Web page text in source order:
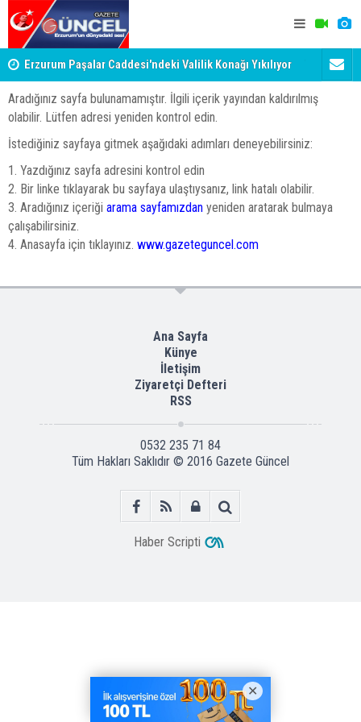
Erzurum Paşalar Caddesi'ndeki Valilik Konağı Yıkılıyor
mu?
Türkiye,
Aradığınız sayfa bulunamamıştır. İlgili içerik yayından kaldırılmış
olabilir. Lütfen adresi yeniden kontrol edin.
İstediğiniz sayfaya gitmek aşağıdaki adımları deneyebilirsiniz:
1. Yazdığınız sayfa adresini kontrol edin
2. Bir linke tıklayarak bu sayfaya ulaştıysanız, link hatalı olabilir.
3. Aradığınız içeriği arama sayfamızdan yeniden aratarak bulmaya
çalışabilirsiniz.
4. Anasayfa için tıklayınız. www.gazeteguncel.com
Ana Sayfa
Künye
İletişim
Ziyaretçi Defteri
RSS
0532 235 71 84
Tüm Hakları Saklıdır © 2016 Gazete Güncel
Haber Scripti